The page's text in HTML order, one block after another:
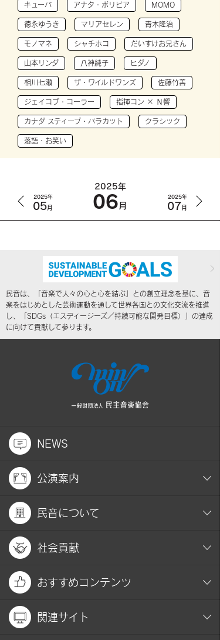
キューバ アナタ・ボリビア MOMO
徳永ゆうき マリアセレン 青木隆治
モノマネ シャチホコ だいすけお兄さん
山本リンダ 八神純子 ヒダノ
相川七瀬 ザ・ワイルドワンズ 佐藤竹善
ジェイコブ・コーラー 指揮コン × Ｎ響
カナダ スティーブ・バラカット クラシック
落語・お笑い
2025年
05月
2025年
06月
2025年
07月
民音は、「音楽で人々の心と心を結ぶ」との創立理念を基に、音
楽をはじめとした芸術運動を通して世界各国との文化交流を推進
し、「SDGs（エスディージーズ／持続可能な開発目標）」の達成
に向けて貢献して参ります。
NEWS
公演案内
民音について
社会貢献
おすすめコンテンツ
関連サイト